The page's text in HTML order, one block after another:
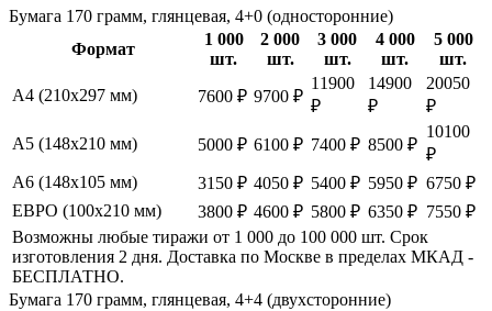
Бумага 170 грамм, глянцевая, 4+0 (односторонние)
Формат
1 000
шт.
2 000
шт.
3 000
шт.
4 000
шт.
5 000
шт.
А4 (210х297 мм)
7600 ₽ 9700 ₽
11900
₽
14900
₽
20050
₽
А5 (148х210 мм)
5000 ₽ 6100 ₽ 7400 ₽ 8500 ₽
10100
₽
А6 (148х105 мм)
3150 ₽ 4050 ₽ 5400 ₽ 5950 ₽ 6750 ₽
ЕВРО (100х210 мм)
3800 ₽ 4600 ₽ 5800 ₽ 6350 ₽ 7550 ₽
Возможны любые тиражи от 1 000 до 100 000 шт. Срок
изготовления 2 дня. Доставка по Москве в пределах МКАД -
БЕСПЛАТНО.
Бумага 170 грамм, глянцевая, 4+4 (двухсторонние)